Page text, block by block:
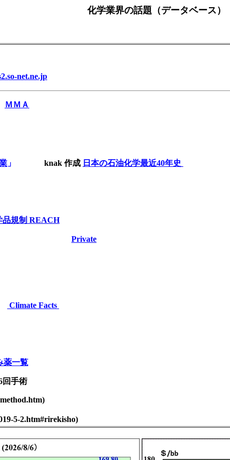
化学業界の話題（データベース）
net.ne.jp
ＭＭＡ
」 knak 作成 日本の石油化学最近40年史
品規制 REACH
Private
Climate Facts
薬一覧
手術
5-2.htm#rirekisho)